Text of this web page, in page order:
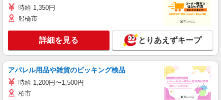
時給 1,350円
船橋市
詳細を見る とりあえずキープ
アパレル用品や雑貨のピッキング検品
時給 1,200円〜1,500円
柏市